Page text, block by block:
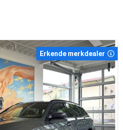
Erkende merkdealer